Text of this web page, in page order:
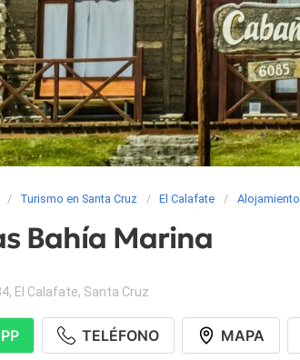
Turismo en Santa Cruz El Calafate Alojamiento
Bahía Marina
, El Calafate, Santa Cruz
TELÉFONO MAPA